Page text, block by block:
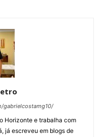
gabrielcostamg10/
Horizonte e trabalha com
já escreveu em blogs de